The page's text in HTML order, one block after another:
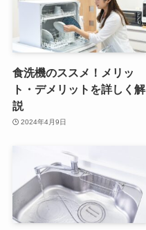
食洗機のススメ！メリッ
ト・デメリットを詳しく解
説
2024年4月9日